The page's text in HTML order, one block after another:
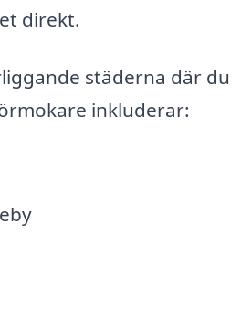
direkt.
städerna där du
inkluderar: